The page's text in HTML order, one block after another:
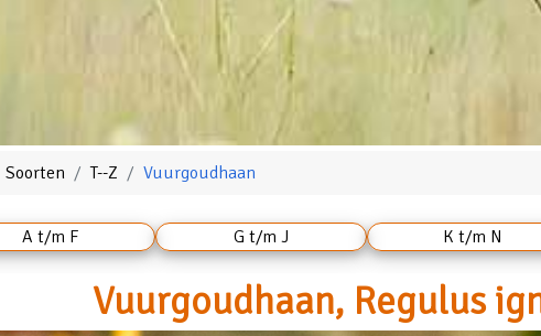
Soorten T--Z Vuurgoudhaan
A t/m F G t/m J K t/m N
Vuurgoudhaan, Regulus